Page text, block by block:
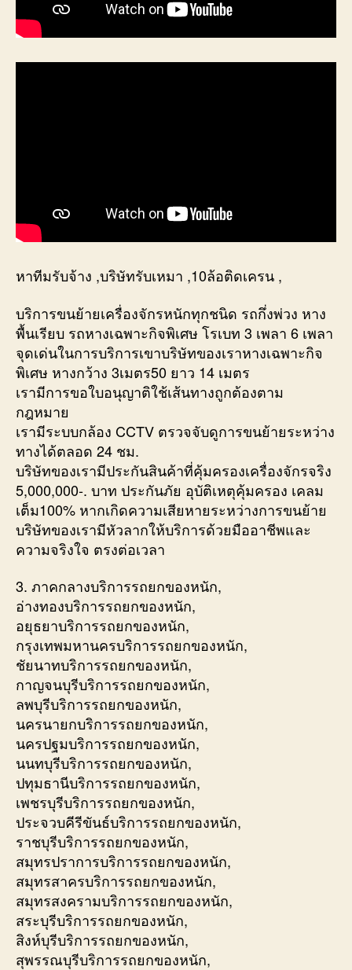
หาทีมรับจ้าง ,บริษัทรับเหมา ,10ล้อติดเครน ,
บริการขนย้ายเครื่องจักรหนักทุกชนิด รถกึ่งพ่วง หาง
พื้นเรียบ รถหางเฉพาะกิจพิเศษ โรเบท 3 เพลา 6 เพลา
จุดเด่นในการบริการเขาบริษัทของเราหางเฉพาะกิจ
พิเศษ หางกว้าง 3เมตร50 ยาว 14 เมตร
เรามีการขอใบอนุญาติใช้เส้นทางถูกต้องตาม
กฎหมาย
เรามีระบบกล้อง CCTV ตรวจจับดูการขนย้ายระหว่าง
ทางได้ตลอด 24 ชม.
บริษัทของเรามีประกันสินค้าที่คุ้มครองเครื่องจักรจริง
5,000,000-. บาท ประกันภัย อุบัติเหตุคุ้มครอง เคลม
เต็ม100% หากเกิดความเสียหายระหว่างการขนย้าย
บริษัทของเรามีหัวลากให้บริการด้วยมืออาชีพและ
ความจริงใจ ตรงต่อเวลา
3. ภาคกลางบริการรถยกของหนัก,
อ่างทองบริการรถยกของหนัก,
อยุธยาบริการรถยกของหนัก,
กรุงเทพมหานครบริการรถยกของหนัก,
ชัยนาทบริการรถยกของหนัก,
กาญจนบุรีบริการรถยกของหนัก,
ลพบุรีบริการรถยกของหนัก,
นครนายกบริการรถยกของหนัก,
นครปฐมบริการรถยกของหนัก,
นนทบุรีบริการรถยกของหนัก,
ปทุมธานีบริการรถยกของหนัก,
เพชรบุรีบริการรถยกของหนัก,
ประจวบคีรีขันธ์บริการรถยกของหนัก,
ราชบุรีบริการรถยกของหนัก,
สมุทรปราการบริการรถยกของหนัก,
สมุทรสาครบริการรถยกของหนัก,
สมุทรสงครามบริการรถยกของหนัก,
สระบุรีบริการรถยกของหนัก,
สิงห์บุรีบริการรถยกของหนัก,
สุพรรณบุรีบริการรถยกของหนัก,